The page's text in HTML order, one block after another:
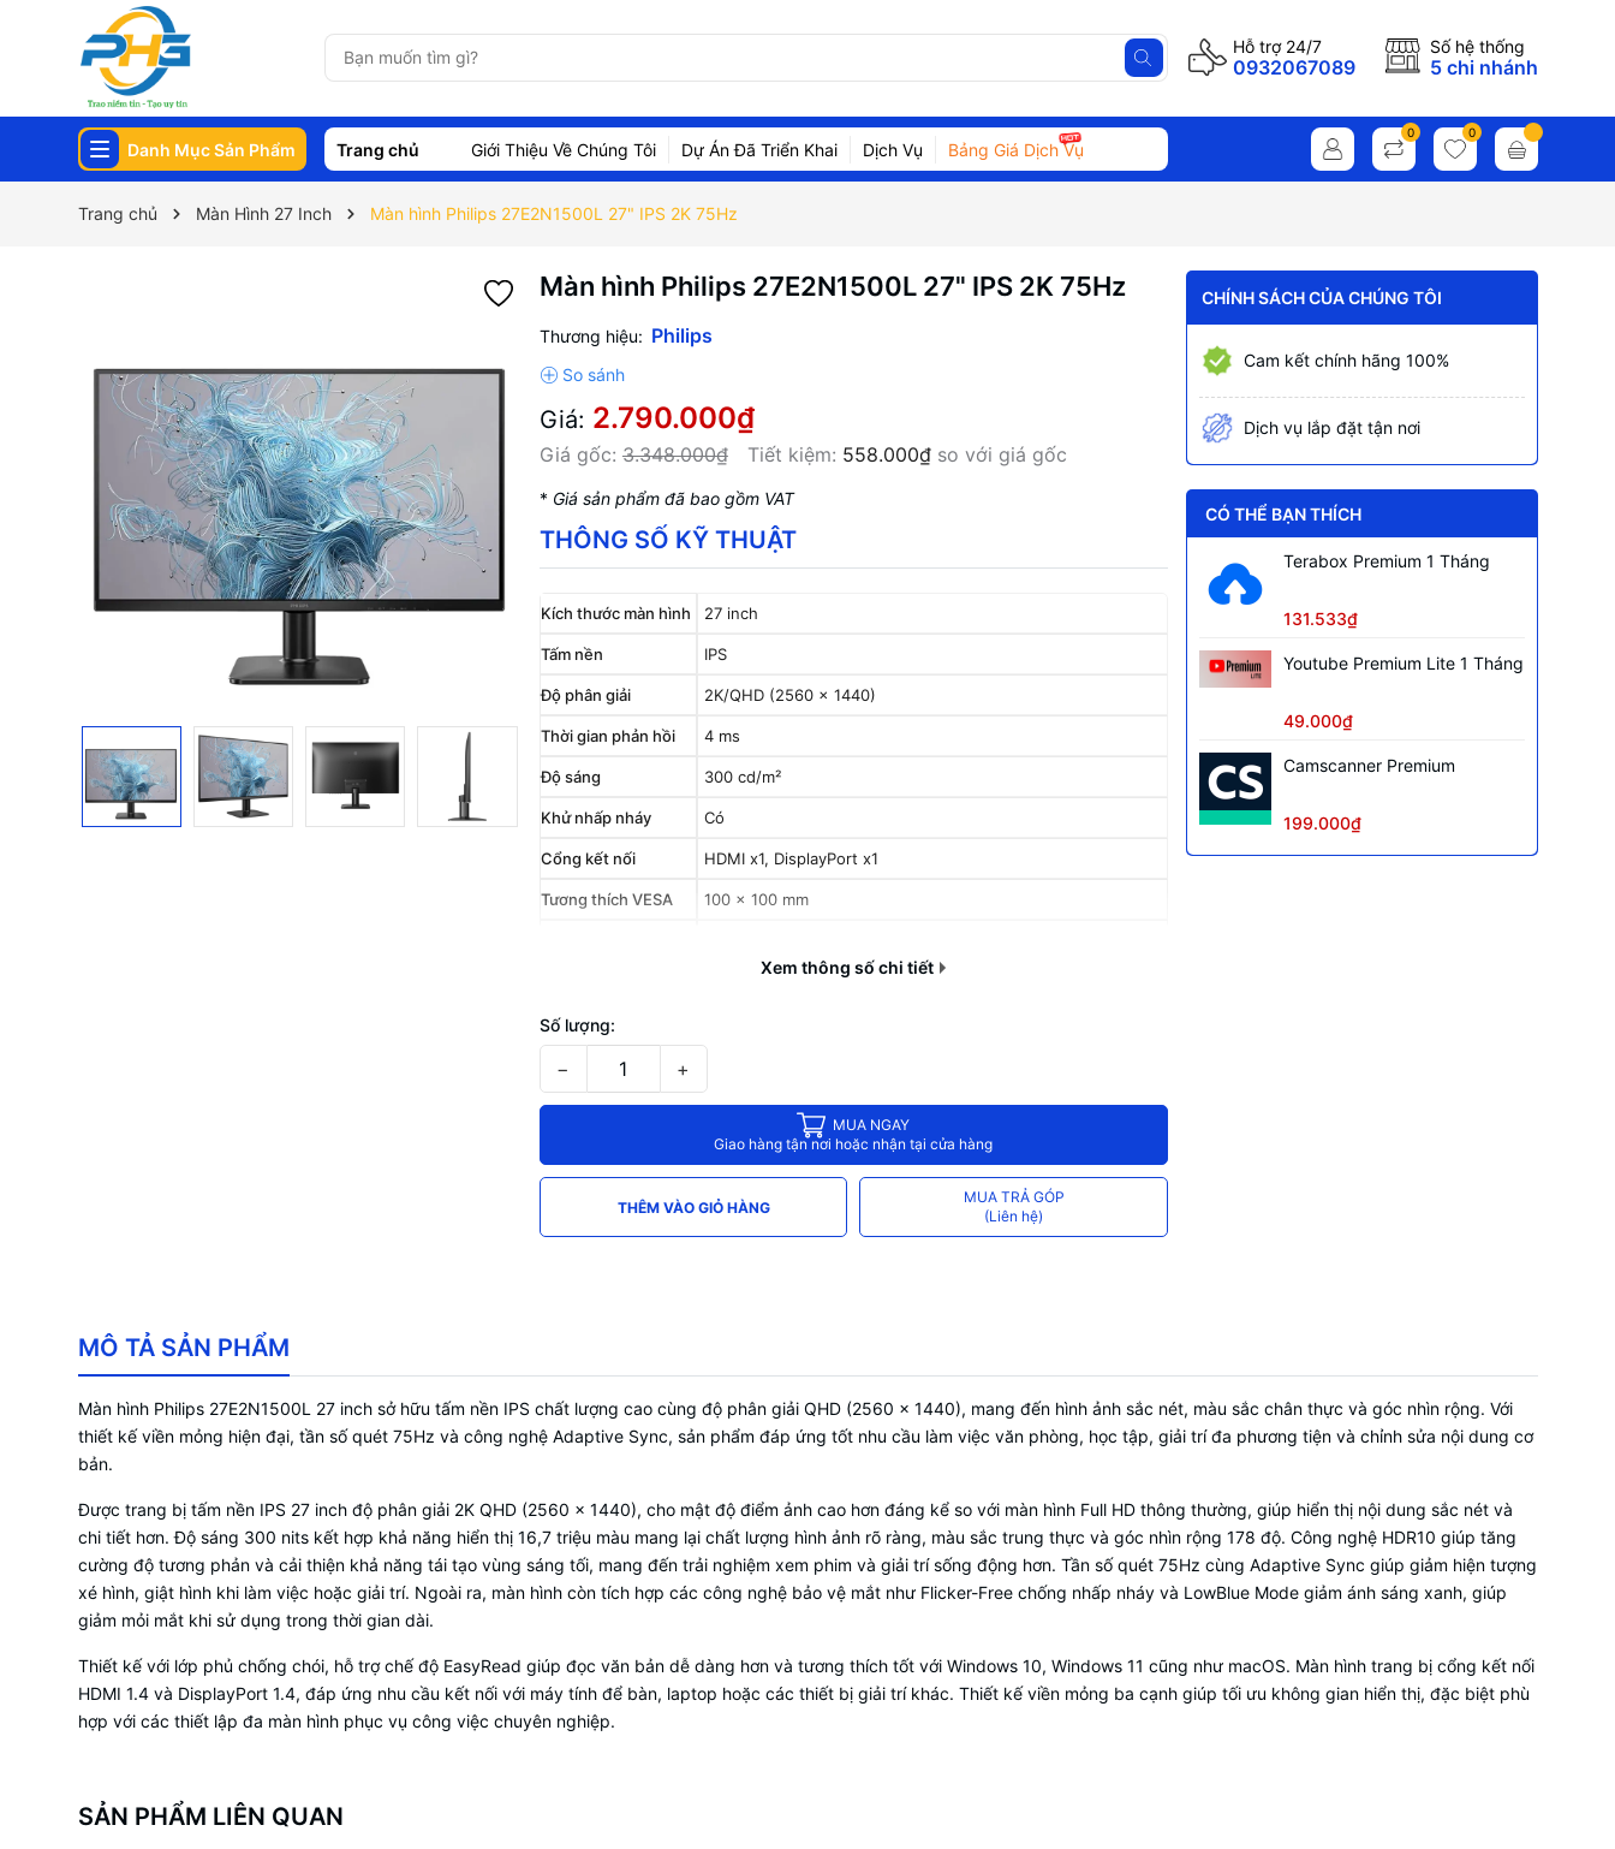
Hỗ trợ 24/7
0932067089
Số hệ thống
5 chi nhánh
Danh Mục Sản Phẩm Trang chủ Giới Thiệu Về Chúng Tôi Dự Án Đã Triển Khai Dịch Vụ Bảng Giá Dịch Vụ
0 0
Trang chủ Màn Hình 27 Inch Màn hình Philips 27E2N1500L 27" IPS 2K 75Hz
Màn hình Philips 27E2N1500L 27" IPS 2K 75Hz
Thương hiệu: Philips
Giá: 2.790.000₫
Giá gốc: 3.348.000₫ Tiết kiệm: 558.000₫so với giá gốc
* Giá sản phẩm đã bao gồm VAT
THÔNG SỐ KỸ THUẬT
Kích thước màn hình 27 inch
Tấm nền IPS
Độ phân giải 2K/QHD (2560 x 1440)
Thời gian phản hồi 4 ms
Độ sáng 300 cd/m²
Khử nhấp nháy Có
Cổng kết nối HDMI x1, DisplayPort x1
Tương thích VESA 100 x 100 mm
Xem thông số chi tiết
Số lượng:
− +
MUA NGAY
Giao hàng tận nơi hoặc nhận tại cửa hàng
THÊM VÀO GIỎ HÀNG
MUA TRẢ GÓP
(Liên hệ)
CHÍNH SÁCH CỦA CHÚNG TÔI
Cam kết chính hãng 100%
Dịch vụ lắp đặt tận nơi
CÓ THỂ BẠN THÍCH
Terabox Premium 1 Tháng
131.533₫
Youtube Premium Lite 1 Tháng
49.000₫
Camscanner Premium
199.000₫
MÔ TẢ SẢN PHẨM
Màn hình Philips 27E2N1500L 27 inch sở hữu tấm nền IPS chất lượng cao cùng độ phân giải QHD (2560 x 1440), mang đến hình ảnh sắc nét, màu sắc chân thực và góc nhìn rộng. Với
thiết kế viền mỏng hiện đại, tần số quét 75Hz và công nghệ Adaptive Sync, sản phẩm đáp ứng tốt nhu cầu làm việc văn phòng, học tập, giải trí đa phương tiện và chỉnh sửa nội dung cơ
bản.
Được trang bị tấm nền IPS 27 inch độ phân giải 2K QHD (2560 x 1440), cho mật độ điểm ảnh cao hơn đáng kể so với màn hình Full HD thông thường, giúp hiển thị nội dung sắc nét và
chi tiết hơn. Độ sáng 300 nits kết hợp khả năng hiển thị 16,7 triệu màu mang lại chất lượng hình ảnh rõ ràng, màu sắc trung thực và góc nhìn rộng 178 độ. Công nghệ HDR10 giúp tăng
cường độ tương phản và cải thiện khả năng tái tạo vùng sáng tối, mang đến trải nghiệm xem phim và giải trí sống động hơn. Tần số quét 75Hz cùng Adaptive Sync giúp giảm hiện tượng
xé hình, giật hình khi làm việc hoặc giải trí. Ngoài ra, màn hình còn tích hợp các công nghệ bảo vệ mắt như Flicker-Free chống nhấp nháy và LowBlue Mode giảm ánh sáng xanh, giúp
giảm mỏi mắt khi sử dụng trong thời gian dài.
Thiết kế với lớp phủ chống chói, hỗ trợ chế độ EasyRead giúp đọc văn bản dễ dàng hơn và tương thích tốt với Windows 10, Windows 11 cũng như macOS. Màn hình trang bị cổng kết nối
HDMI 1.4 và DisplayPort 1.4, đáp ứng nhu cầu kết nối với máy tính để bàn, laptop hoặc các thiết bị giải trí khác. Thiết kế viền mỏng ba cạnh giúp tối ưu không gian hiển thị, đặc biệt phù
hợp với các thiết lập đa màn hình phục vụ công việc chuyên nghiệp.
SẢN PHẨM LIÊN QUAN